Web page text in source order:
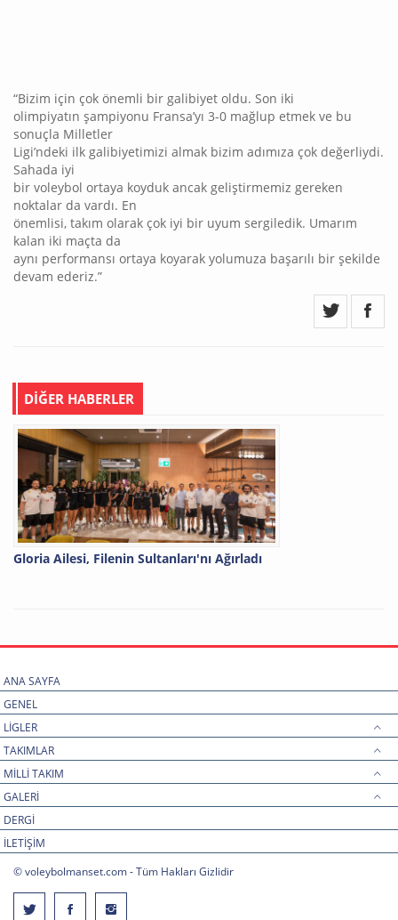
“Bizim için çok önemli bir galibiyet oldu. Son iki
olimpiyatın şampiyonu Fransa’yı 3-0 mağlup etmek ve bu
sonuçla Milletler
Ligi’ndeki ilk galibiyetimizi almak bizim adımıza çok değerliydi.
Sahada iyi
bir voleybol ortaya koyduk ancak geliştirmemiz gereken
noktalar da vardı. En
önemlisi, takım olarak çok iyi bir uyum sergiledik. Umarım
kalan iki maçta da
aynı performansı ortaya koyarak yolumuza başarılı bir şekilde
devam ederiz.”
DİĞER HABERLER
Gloria Ailesi, Filenin Sultanları'nı Ağırladı
ANA SAYFA
GENEL
LİGLER
TAKIMLAR
MİLLİ TAKIM
GALERİ
DERGİ
İLETİŞİM
© voleybolmanset.com - Tüm Hakları Gizlidir